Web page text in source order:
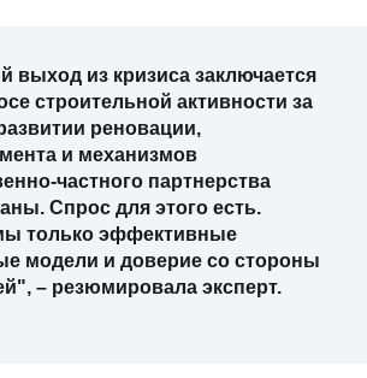
выход из кризиса заключается
строительной активности за
реновации,
и механизмов
частного партнерства
Спрос для этого есть.
только эффективные
модели и доверие со стороны
– резюмировала эксперт.